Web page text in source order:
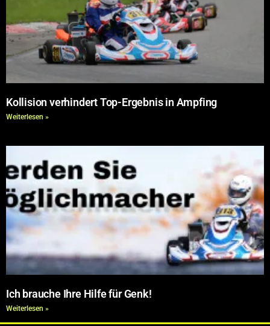
Kollision verhindert Top-Ergebnis in Ampfing
Weiterlesen »
Ich brauche Ihre Hilfe für Genk!
Weiterlesen »